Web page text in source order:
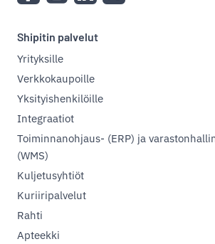
Shipitin palvelut
Yrityksille
Verkkokaupoille
Yksityishenkilöille
Integraatiot
Toiminnanohjaus- (ERP) ja
(WMS)
Kuljetusyhtiöt
Kuriiripalvelut
Rahti
Apteekki